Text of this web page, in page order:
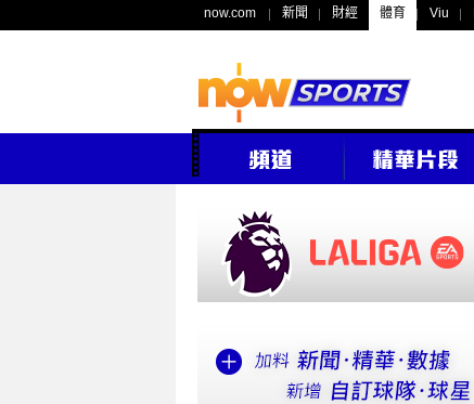
now.com 新聞 財經 體育 Viu